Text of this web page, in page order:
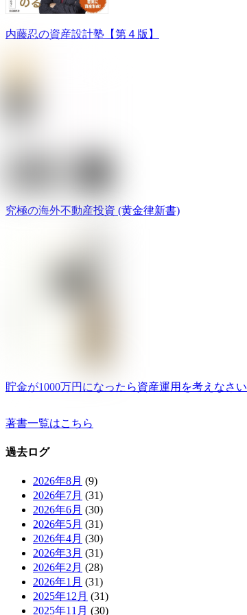
内藤忍の資産設計塾【第４版】
究極の海外不動産投資 (黄金律新書)
貯金が1000万円になったら資産運用を考えなさい
著書一覧はこちら
過去ログ
2026年8月 (9)
2026年7月 (31)
2026年6月 (30)
2026年5月 (31)
2026年4月 (30)
2026年3月 (31)
2026年2月 (28)
2026年1月 (31)
2025年12月 (31)
2025年11月 (30)